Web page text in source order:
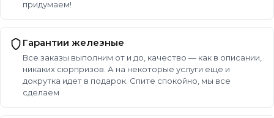
придумаем!
Гарантии железные
Все заказы выполним от и до, качество — как в описании,
никаких сюрпризов. А на некоторые услуги еще и
докрутка идет в подарок. Спите спокойно, мы все
сделаем